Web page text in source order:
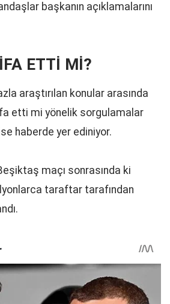
başkanın açıklamalarını
ETTİ Mİ?
araştırılan konular arasında
etti mi yönelik sorgulamalar
haberde yer ediniyor.
maçı sonrasında ki
taraftar tarafından